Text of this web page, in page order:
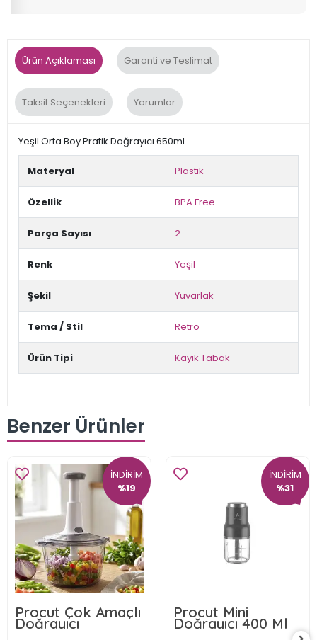
Ürün Açıklaması Garanti ve Teslimat
Taksit Seçenekleri Yorumlar
Yeşil Orta Boy Pratik Doğrayıcı 650ml
Materyal Plastik
Özellik BPA Free
Parça Sayısı 2
Renk Yeşil
Şekil Yuvarlak
Tema / Stil Retro
Ürün Tipi Kayık Tabak
Benzer Ürünler
İNDİRİM
%19
Procut Çok Amaçlı
Doğrayıcı
İNDİRİM
%31
Procut Mini
Doğrayıcı 400 Ml